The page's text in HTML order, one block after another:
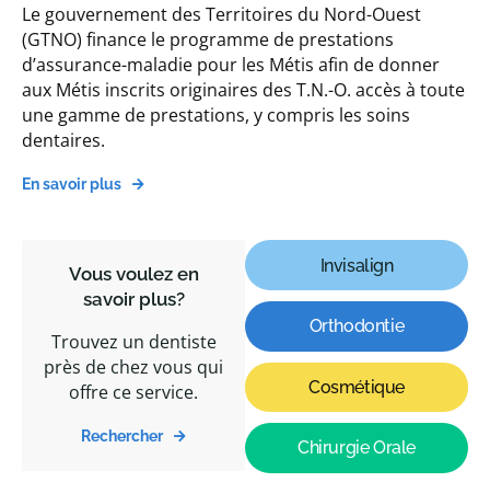
Vous voulez en
savoir plus?
Trouvez un dentiste
près de chez vous qui
offre ce service.
Rechercher
Invisalign
Orthodontie
Cosmétique
Chirurgie Orale
Le gouvernement des Territoires du Nord-Ouest
(GTNO) finance le programme de prestations
d’assurance-maladie pour les Métis afin de donner
aux Métis inscrits originaires des T.N.-O. accès à toute
une gamme de prestations, y compris les soins
dentaires.
En savoir plus